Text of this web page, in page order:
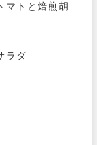
マトと焙煎胡
ラダ